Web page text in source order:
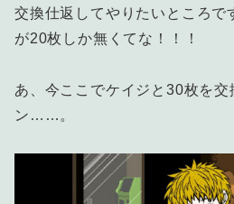
交換仕返してやりたいところで
が20枚しか無くてな！！！
あ、今ここでケイジと30枚を交
ン……。